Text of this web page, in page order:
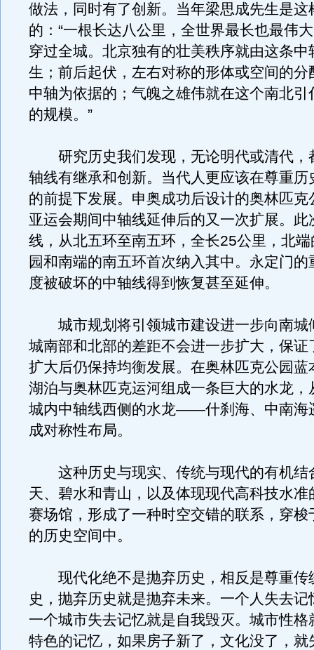
做法，同时有了创新。当年梁思成先生是这
的：“一根长达八公里，全世界最长也最伟
穿过全城。北京独有的壮美秩序就由这条中
生；前后起伏，左右对称的形体或空间的分
中轴为依据的；气魄之雄伟就在这个南北引
的规模。”
研究历史我们发现，无论明代或清代，
轴线有继承和创新。当代人更应该在尊重历
的前提下发展。申奥成功后设计的奥林匹
亚运会期间中轴线延伸后的又一次扩展。此
线，从北五环至南五环，全长25公里，北
园和南端的南五环首次纳入其中。永定门的
度被破坏的中轴线得到恢复甚至延伸。
城市规划将引领城市建设进一步向南城
城南部和北部的差距不会进一步扩大，保证
扩大后仍保持均衡发展。在奥林匹克公园蓝
湖泊与奥林匹克运河组成一条巨大的水龙，
城内中轴线西侧的水龙——什刹海、中南海
成对称性布局。
这种历史与现实、传统与现代的有机结
天、碧水和青山，以及体现现代高科技水准
赛场馆，形成了一种时空交错的联系，穿梭
的历史空间中。
现代化绝不是抛弃历史，相反是尊重传
史，抛弃历史就是抛弃未来。一个人失去记
一个城市失去记忆就是自我毁灭。城市性格
特色的记忆，如果房子新了，文化没了，就